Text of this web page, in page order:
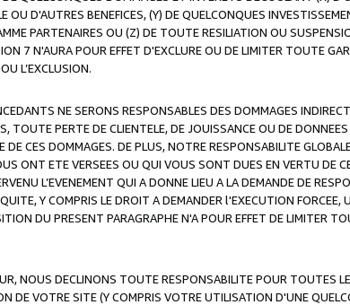
OU D'AUTRES BENEFICES, (Y) DE QUELCONQUES
PARTENAIRES OU (Z) DE TOUTE RESILIATION OU
7 N'AURA POUR EFFET D'EXCLURE OU DE LIMITER TOUTE
L’EXCLUSION.
NE SERONS RESPONSABLES DES DOMMAGES
TOUTE PERTE DE CLIENTELE, DE JOUISSANCE OU DE
CES DOMMAGES. DE PLUS, NOTRE RESPONSABILITE
ONT ETE VERSEES OU QUI VOUS SONT DUES EN VERTU DE
L’EVENEMENT QUI A DONNE LIEU A LA DEMANDE DE
Y COMPRIS LE DROIT A DEMANDER l'EXECUTION
DU PRESENT PARAGRAPHE N'A POUR EFFET DE LIMITER
NOUS DECLINONS TOUTE RESPONSABILITE POUR TOUTES
DE VOTRE SITE (Y COMPRIS VOTRE UTILISATION D'UNE